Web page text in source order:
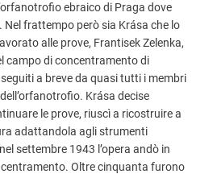
ebraico di Praga dove
Nel frattempo però sia Krása che lo
alle prove, Frantisek Zelenka,
campo di concentramento di
a breve da quasi tutti i membri
Krása decise
le prove, riuscì a ricostruire a
adattandola agli strumenti
settembre 1943 l’opera andò in
Oltre cinquanta furono